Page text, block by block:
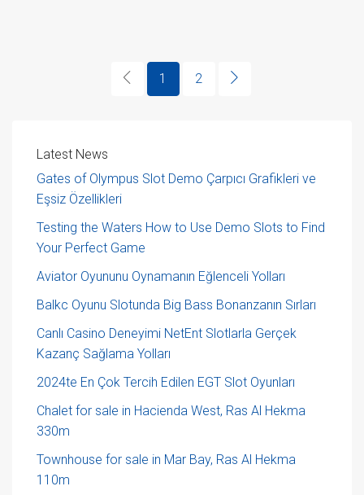
1 2
Latest News
Gates of Olympus Slot Demo Çarpıcı Grafikleri ve
Eşsiz Özellikleri
Testing the Waters How to Use Demo Slots to Find
Your Perfect Game
Aviator Oyununu Oynamanın Eğlenceli Yolları
Balkc Oyunu Slotunda Big Bass Bonanzanın Sırları
Canlı Casino Deneyimi NetEnt Slotlarla Gerçek
Kazanç Sağlama Yolları
2024te En Çok Tercih Edilen EGT Slot Oyunları
Chalet for sale in Hacienda West, Ras Al Hekma
330m
Townhouse for sale in Mar Bay, Ras Al Hekma
110m